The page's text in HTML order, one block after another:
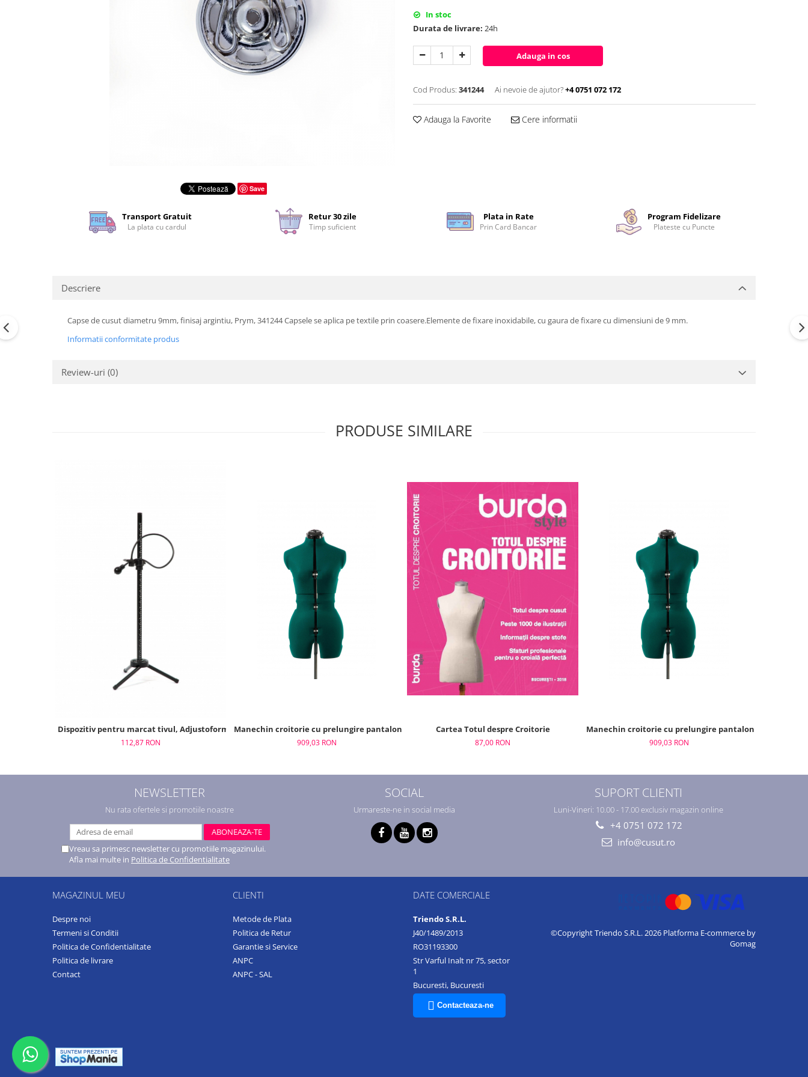
Save
In stoc
Durata de livrare: 24h
Adauga in cos
Cod Produs: 341244 Ai nevoie de ajutor?+4 0751 072 172
Adauga la Favorite Cere informatii
Transport Gratuit
La plata cu cardul
Retur 30 zile
Timp suficient
Plata in Rate
Prin Card Bancar
Program Fidelizare
Plateste cu Puncte
Descriere
Capse de cusut diametru 9mm, finisaj argintiu, Prym, 341244 Capsele se aplica pe textile prin coasere.Elemente de fixare inoxidabile, cu gaura de fixare cu dimensiuni de 9 mm.
Informatii conformitate produs
Review-uri (0)
PRODUSE SIMILARE
Dispozitiv pentru marcat tivul, Adjustoform, FG515
112,87 RON
Manechin croitorie cu prelungire pantaloni M femei reglabil masura 40-48 Adjustoform FG373
909,03 RON
Cartea Totul despre Croitorie
87,00 RON
Manechin croitorie cu prelungire pantaloni S femei
909,03 RON
NEWSLETTER
Nu rata ofertele si promotiile noastre
Vreau sa primesc newsletter cu promotiile magazinului.
Afla mai multe in Politica de Confidentialitate
SOCIAL
Urmareste-ne in social media
SUPORT CLIENTI
Luni-Vineri: 10.00 - 17.00 exclusiv magazin online
+4 0751 072 172
info@cusut.ro
MAGAZINUL MEU
Despre noi
Termeni si Conditii
Politica de Confidentialitate
Politica de livrare
Contact
CLIENTI
Metode de Plata
Politica de Retur
Garantie si Service
ANPC
ANPC - SAL
DATE COMERCIALE
Triendo S.R.L.
J40/1489/2013
RO31193300
Str Varful Inalt nr 75, sector
1
Bucuresti, Bucuresti
Contacteaza-ne
©Copyright Triendo S.R.L. 2026 Platforma E-commerce by
Gomag